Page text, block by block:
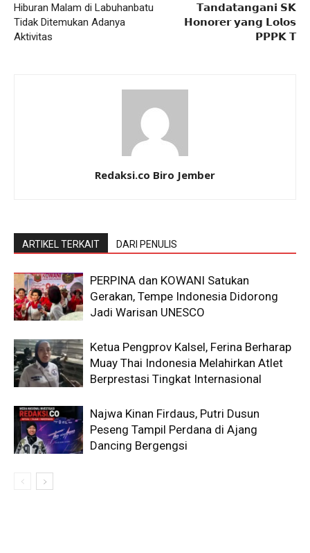
Hiburan Malam di Labuhanbatu
Tidak Ditemukan Adanya
Aktivitas
𝗧𝗮𝗻𝗱𝗮𝘁𝗮𝗻𝗴𝗮𝗻𝗶 𝗦𝗞
𝗛𝗼𝗻𝗼𝗿𝗲𝗿 𝘆𝗮𝗻𝗴 𝗟𝗼𝗹𝗼𝘀
𝗣𝗣𝗣𝗞 𝗧
Redaksi.co Biro Jember
ARTIKEL TERKAIT DARI PENULIS
PERPINA dan KOWANI Satukan
Gerakan, Tempe Indonesia Didorong
Jadi Warisan UNESCO
Ketua Pengprov Kalsel, Ferina Berharap
Muay Thai Indonesia Melahirkan Atlet
Berprestasi Tingkat Internasional
Najwa Kinan Firdaus, Putri Dusun
Peseng Tampil Perdana di Ajang
Dancing Bergengsi